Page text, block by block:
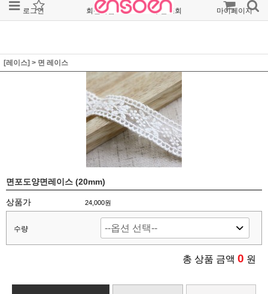
로그인 회원가입 주문조회 마이페이지
[레이스] > 면 레이스
면포도양면레이스 (20mm)
상품가 24,000원
수량
총 상품 금액 0 원